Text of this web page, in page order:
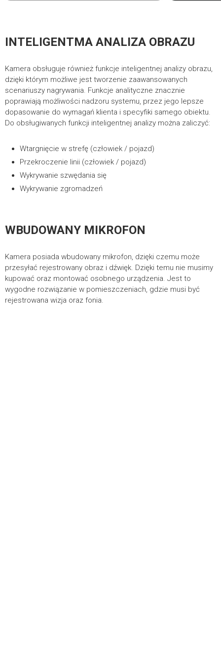
INTELIGENTMA ANALIZA OBRAZU
Kamera obsługuje również funkcje inteligentnej analizy obrazu,
dzięki którym możliwe jest tworzenie zaawansowanych
scenariuszy nagrywania. Funkcje analityczne znacznie
poprawiają możliwości nadzoru systemu, przez jego lepsze
dopasowanie do wymagań klienta i specyfiki samego obiektu.
Do obsługiwanych funkcji inteligentnej analizy można zaliczyć:
Wtargnięcie w strefę (człowiek / pojazd)
Przekroczenie linii (człowiek / pojazd)
Wykrywanie szwędania się
Wykrywanie zgromadzeń
WBUDOWANY MIKROFON
Kamera posiada wbudowany mikrofon, dzięki czemu może
przesyłać rejestrowany obraz i dźwięk. Dzięki temu nie musimy
kupować oraz montować osobnego urządzenia. Jest to
wygodne rozwiązanie w pomieszczeniach, gdzie musi być
rejestrowana wizja oraz fonia.
Jesteś zainteresowany
produktami PIXIR?
Skontaktuj się z nami.
niejasności prosimy o kontakt lub wypełnienie formularza
kontaktowego. Nasi konsultanci udzielą wszelkich niezbędnych
informacji.
Polityka prywatności|Ustawienia cookies
Realizacja